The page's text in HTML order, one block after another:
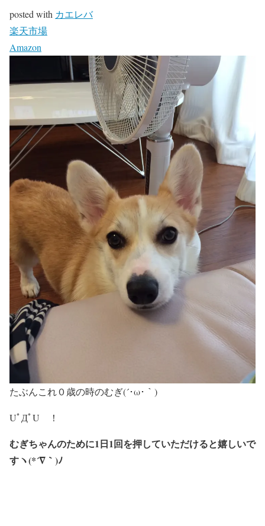
posted with カエレバ
楽天市場
Amazon
たぶんこれ０歳の時のむぎ(´･ω･｀)
UﾟДﾟU ！
むぎちゃんのために1日1回を押していただけると嬉しいで
すヽ(*´∇ ｀ )ﾉ